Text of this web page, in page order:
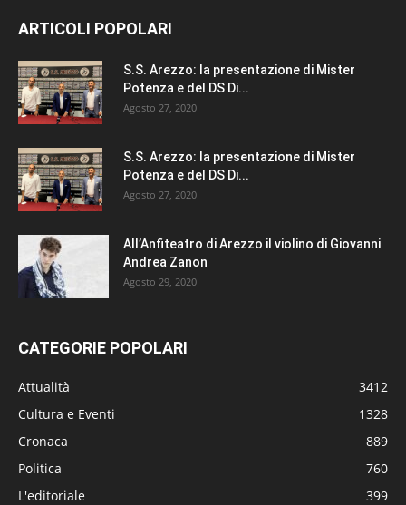
ARTICOLI POPOLARI
S.S. Arezzo: la presentazione di Mister
Potenza e del DS Di...
Agosto 27, 2020
S.S. Arezzo: la presentazione di Mister
Potenza e del DS Di...
Agosto 27, 2020
All’Anfiteatro di Arezzo il violino di Giovanni
Andrea Zanon
Agosto 29, 2020
CATEGORIE POPOLARI
Attualità
3412
Cultura e Eventi
1328
Cronaca
889
Politica
760
L'editoriale
399